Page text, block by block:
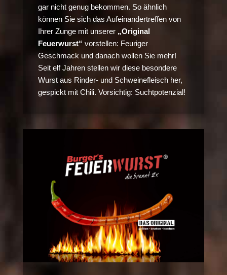
gar nicht genug bekommen. So ähnlich
können Sie sich das Aufeinandertreffen von
Ihrer Zunge mit unserer „Original
Feuerwurst“ vorstellen: Feuriger
Geschmack und danach wollen Sie mehr!
Seit elf Jahren stellen wir diese besondere
Wurst aus Rinder- und Schweinefleisch her,
gespickt mit Chili. Vorsichtig: Suchtpotenzial!